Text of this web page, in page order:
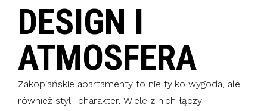
DESIGN I
ATMOSFERA
Zakopiańskie apartamenty to nie tylko wygoda, ale
również styl i charakter. Wiele z nich łączy